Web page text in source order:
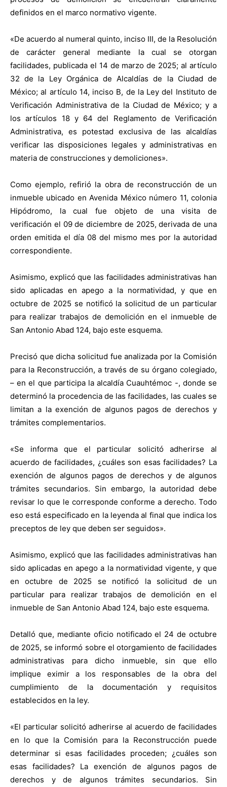
definidos en el marco normativo vigente.
«De acuerdo al numeral quinto, inciso III, de la Resolución
de carácter general mediante la cual se otorgan
facilidades, publicada el 14 de marzo de 2025; al artículo
32 de la Ley Orgánica de Alcaldías de la Ciudad de
México; al artículo 14, inciso B, de la Ley del Instituto de
Verificación Administrativa de la Ciudad de México; y a
los artículos 18 y 64 del Reglamento de Verificación
Administrativa, es potestad exclusiva de las alcaldías
verificar las disposiciones legales y administrativas en
materia de construcciones y demoliciones».
Como ejemplo, refirió la obra de reconstrucción de un
inmueble ubicado en Avenida México número 11, colonia
Hipódromo, la cual fue objeto de una visita de
verificación el 09 de diciembre de 2025, derivada de una
orden emitida el día 08 del mismo mes por la autoridad
correspondiente.
Asimismo, explicó que las facilidades administrativas han
sido aplicadas en apego a la normatividad, y que en
octubre de 2025 se notificó la solicitud de un particular
para realizar trabajos de demolición en el inmueble de
San Antonio Abad 124, bajo este esquema.
Precisó que dicha solicitud fue analizada por la Comisión
para la Reconstrucción, a través de su órgano colegiado,
– en el que participa la alcaldía Cuauhtémoc -, donde se
determinó la procedencia de las facilidades, las cuales se
limitan a la exención de algunos pagos de derechos y
trámites complementarios.
«Se informa que el particular solicitó adherirse al
acuerdo de facilidades, ¿cuáles son esas facilidades? La
exención de algunos pagos de derechos y de algunos
trámites secundarios. Sin embargo, la autoridad debe
revisar lo que le corresponde conforme a derecho. Todo
eso está especificado en la leyenda al final que indica los
preceptos de ley que deben ser seguidos».
Asimismo, explicó que las facilidades administrativas han
sido aplicadas en apego a la normatividad vigente, y que
en octubre de 2025 se notificó la solicitud de un
particular para realizar trabajos de demolición en el
inmueble de San Antonio Abad 124, bajo este esquema.
Detalló que, mediante oficio notificado el 24 de octubre
de 2025, se informó sobre el otorgamiento de facilidades
administrativas para dicho inmueble, sin que ello
implique eximir a los responsables de la obra del
cumplimiento de la documentación y requisitos
establecidos en la ley.
«El particular solicitó adherirse al acuerdo de facilidades
en lo que la Comisión para la Reconstrucción puede
determinar si esas facilidades proceden; ¿cuáles son
esas facilidades? La exención de algunos pagos de
derechos y de algunos trámites secundarios. Sin